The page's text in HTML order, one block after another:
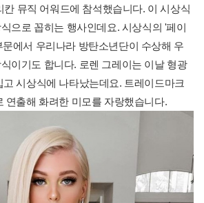
칸 뮤직 어워드에 참석했습니다. 이 시상식
으로 꼽히는 행사인데요. 시상식의 '페이
에서 우리나라 방탄소년단이 수상해 우
이기도 합니다. 로렌 그레이는 이날 형광
시상식에 나타났는데요. 트레이드마크
연출해 화려한 미모를 자랑했습니다.